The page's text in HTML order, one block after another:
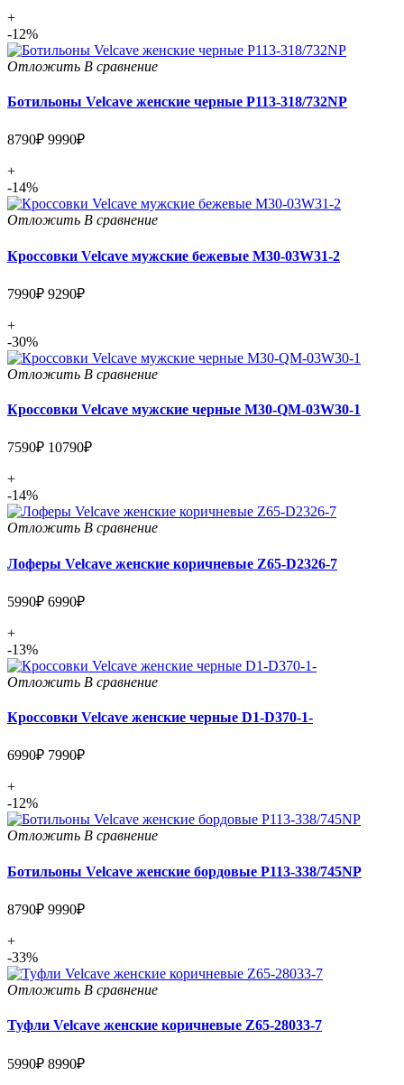
+
-12%
Отложить В сравнение
Ботильоны Velcave женские черные P113-318/732NP
8790₽ 9990₽
+
-14%
Отложить В сравнение
Кроссовки Velcave мужские бежевые M30-03W31-2
7990₽ 9290₽
+
-30%
Отложить В сравнение
Кроссовки Velcave мужские черные M30-QM-03W30-1
7590₽ 10790₽
+
-14%
Отложить В сравнение
Лоферы Velcave женские коричневые Z65-D2326-7
5990₽ 6990₽
+
-13%
Отложить В сравнение
Кроссовки Velcave женские черные D1-D370-1-
6990₽ 7990₽
+
-12%
Отложить В сравнение
Ботильоны Velcave женские бордовые P113-338/745NP
8790₽ 9990₽
+
-33%
Отложить В сравнение
Туфли Velcave женские коричневые Z65-28033-7
5990₽ 8990₽